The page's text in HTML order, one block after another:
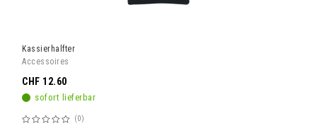
Kassierhalfter
Accessoires
sofort lieferbar
Bewertung:
0
CHF 12.60